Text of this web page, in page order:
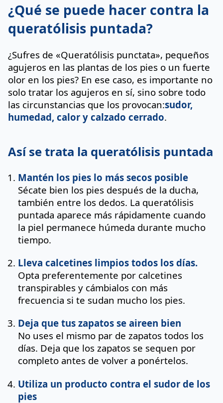
¿Qué se puede hacer contra la
queratólisis puntada?
¿Sufres de «Queratólisis punctata», pequeños
agujeros en las plantas de los pies o un fuerte
olor en los pies? En ese caso, es importante no
solo tratar los agujeros en sí, sino sobre todo
las circunstancias que los provocan:sudor,
humedad, calor y calzado cerrado.
Así se trata la queratólisis puntada
Mantén los pies lo más secos posible
Sécate bien los pies después de la ducha,
también entre los dedos. La queratólisis
puntada aparece más rápidamente cuando
la piel permanece húmeda durante mucho
tiempo.
Lleva calcetines limpios todos los días.
Opta preferentemente por calcetines
transpirables y cámbialos con más
frecuencia si te sudan mucho los pies.
Deja que tus zapatos se aireen bien
No uses el mismo par de zapatos todos los
días. Deja que los zapatos se sequen por
completo antes de volver a ponértelos.
Utiliza un producto contra el sudor de los
pies